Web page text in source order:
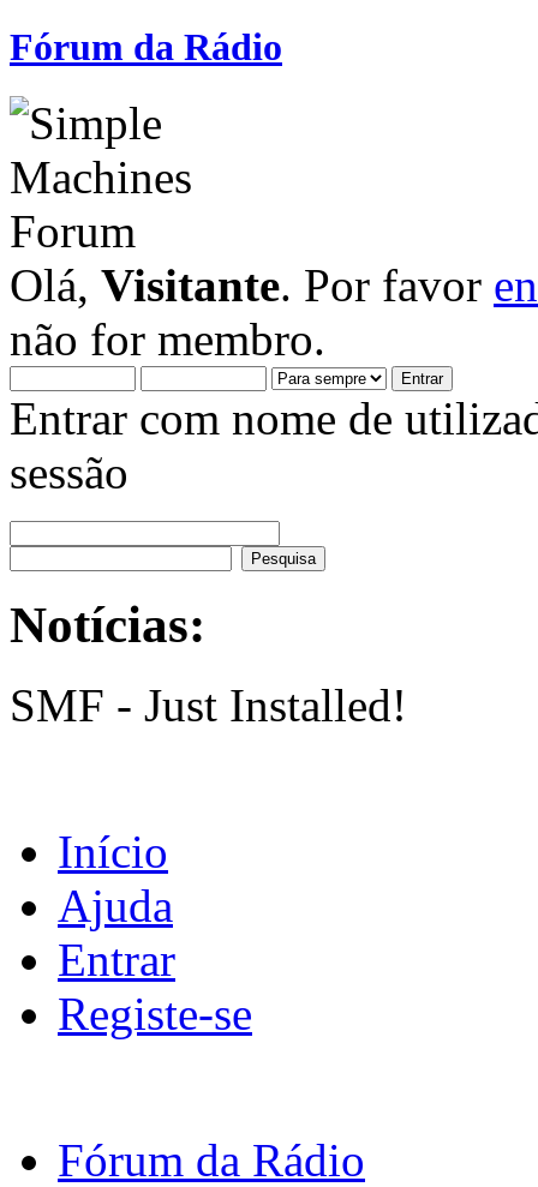
Fórum da Rádio
Olá, Visitante. Por favor
não for membro.
Entrar com nome de
sessão
Notícias:
SMF - Just Installed!
Início
Ajuda
Entrar
Registe-se
Fórum da Rádio